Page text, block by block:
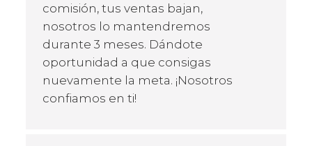
comisión, tus ventas bajan,
nosotros lo mantendremos
durante 3 meses. Dándote
oportunidad a que consigas
nuevamente la meta. ¡Nosotros
confiamos en ti!